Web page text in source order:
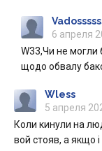
6 апреля
W33,Чи не могли
щодо обвалу
Wless
5 апреля
Коли кинули на
вой стояв, а якщо